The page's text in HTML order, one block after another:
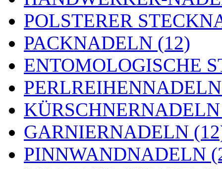
POLSTERER
PACKNADELN (12)
ENTOMOLOGISCHE
GARNIERNADELN
PINNWANDNADELN